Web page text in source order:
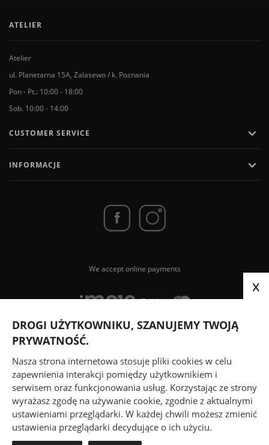
ATELIER
Atelier
ul. Planetarna 15A, Zalasewo / k. Poznania
Pon - Pt.: 10:00 - 18:00
Sob. 10:00 - 14:00
CUSTOMER SERVICE 
INFORMACJE 
We accept online payments
DROGI UŻYTKOWNIKU, SZANUJEMY TWOJĄ
PRYWATNOŚĆ.
Nasza strona internetowa stosuje pliki cookies w celu
zapewnienia interakcji pomiędzy użytkownikiem i
serwisem oraz funkcjonowania usług. Korzystając ze strony
wyrażasz zgodę na używanie cookie, zgodnie z aktualnymi
ustawieniami przeglądarki. W każdej chwili możesz zmienić
ustawienia przeglądarki decydujące o ich użyciu.
x